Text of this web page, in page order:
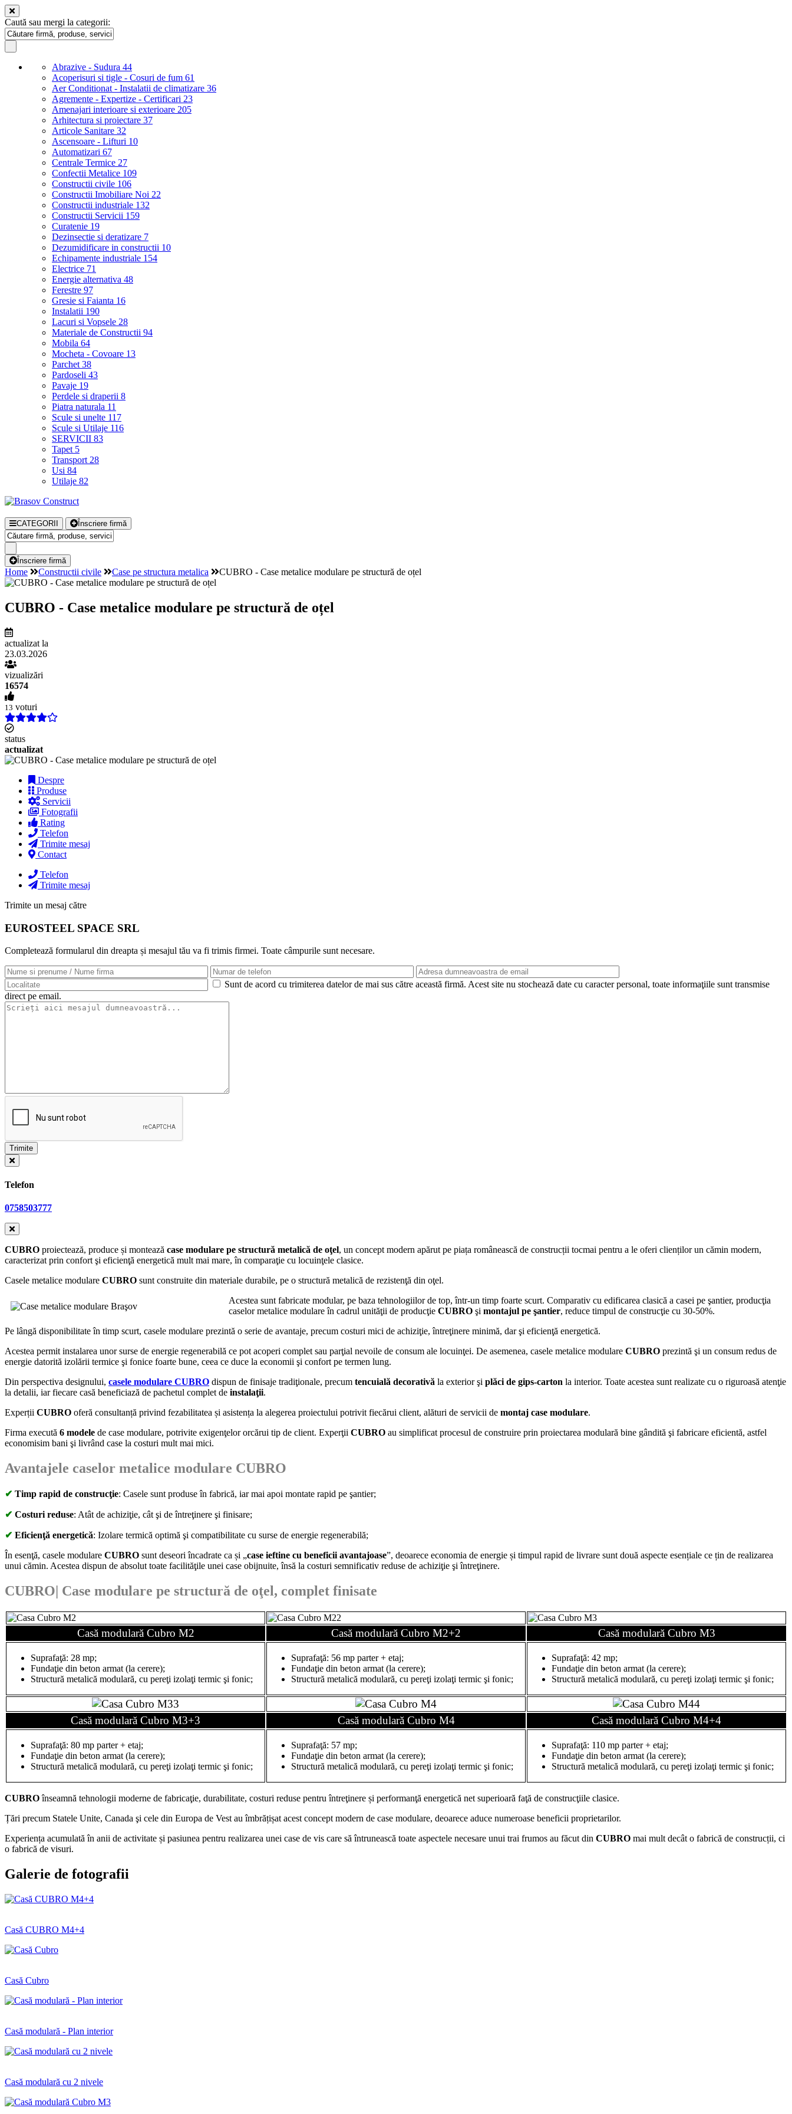
Caută sau mergi la categorii:
Abrazive - Sudura 44
Acoperisuri si tigle - Cosuri de fum 61
Aer Conditionat - Instalatii de climatizare 36
Agremente - Expertize - Certificari 23
Amenajari interioare si exterioare 205
Arhitectura si proiectare 37
Articole Sanitare 32
Ascensoare - Lifturi 10
Automatizari 67
Centrale Termice 27
Confectii Metalice 109
Constructii civile 106
Constructii Imobiliare Noi 22
Constructii industriale 132
Constructii Servicii 159
Curatenie 19
Dezinsectie si deratizare 7
Dezumidificare in constructii 10
Echipamente industriale 154
Electrice 71
Energie alternativa 48
Ferestre 97
Gresie si Faianta 16
Instalatii 190
Lacuri si Vopsele 28
Materiale de Constructii 94
Mobila 64
Mocheta - Covoare 13
Parchet 38
Pardoseli 43
Pavaje 19
Perdele si draperii 8
Piatra naturala 11
Scule si unelte 117
Scule si Utilaje 116
SERVICII 83
Tapet 5
Transport 28
Usi 84
Utilaje 82
CATEGORII Înscriere firmă
Înscriere firmă
Home Constructii civile Case pe structura metalica CUBRO - Case metalice modulare pe structură de oțel
CUBRO - Case metalice modulare pe structură de oțel
actualizat la
23.03.2026
vizualizări
16574
13 voturi
status
actualizat
Despre
Produse
Servicii
Fotografii
Rating
Telefon
Trimite mesaj
Contact
Telefon
Trimite mesaj
Trimite un mesaj către
EUROSTEEL SPACE SRL
Completează formularul din dreapta și mesajul tău va fi trimis firmei. Toate câmpurile sunt necesare.
Sunt de acord cu trimiterea datelor de mai sus către această firmă. Acest site nu stochează date cu caracter personal, toate informaţiile sunt transmise
direct pe email.
Telefon
0758503777
CUBRO proiectează, produce și montează case modulare pe structură metalică de oţel, un concept modern apărut pe piața românească de construcții tocmai pentru a le oferi clienților un cămin modern,
caracterizat prin confort şi eficienţă energetică mult mai mare, în comparaţie cu locuinţele clasice.
Casele metalice modulare CUBRO sunt construite din materiale durabile, pe o structură metalică de rezistenţă din oţel.
Acestea sunt fabricate modular, pe baza tehnologiilor de top, într-un timp foarte scurt. Comparativ cu edificarea clasică a casei pe şantier, producţia
caselor metalice modulare în cadrul unităţii de producţie CUBRO şi montajul pe şantier, reduce timpul de construcţie cu 30-50%.
Pe lângă disponibilitate în timp scurt, casele modulare prezintă o serie de avantaje, precum costuri mici de achiziţie, întreţinere minimă, dar şi eficienţă energetică.
Acestea permit instalarea unor surse de energie regenerabilă ce pot acoperi complet sau parţial nevoile de consum ale locuinţei. De asemenea, casele metalice modulare CUBRO prezintă şi un consum redus de
energie datorită izolării termice şi fonice foarte bune, ceea ce duce la economii şi confort pe termen lung.
Din perspectiva designului, casele modulare CUBRO dispun de finisaje tradiţionale, precum tencuială decorativă la exterior şi plăci de gips-carton la interior. Toate acestea sunt realizate cu o riguroasă atenţie
la detalii, iar fiecare casă beneficiază de pachetul complet de instalaţii.
Experții CUBRO oferă consultanță privind fezabilitatea și asistența la alegerea proiectului potrivit fiecărui client, alături de servicii de montaj case modulare.
Firma execută 6 modele de case modulare, potrivite exigenţelor orcărui tip de client. Experţii CUBRO au simplificat procesul de construire prin proiectarea modulară bine gândită şi fabricare eficientă, astfel
economisim bani şi livrând case la costuri mult mai mici.
Avantajele caselor metalice modulare CUBRO
✔ Timp rapid de construcţie: Casele sunt produse în fabrică, iar mai apoi montate rapid pe şantier;
✔ Costuri reduse: Atât de achiziţie, cât şi de întreţinere şi finisare;
✔ Eficienţă energetică: Izolare termică optimă şi compatibilitate cu surse de energie regenerabilă;
În esenţă, casele modulare CUBRO sunt deseori încadrate ca și „case ieftine cu beneficii avantajoase”, deoarece economia de energie și timpul rapid de livrare sunt două aspecte esențiale ce țin de realizarea
unui cămin. Acestea dispun de absolut toate facilităţile unei case obijnuite, însă la costuri semnificativ reduse de achiziţie şi întreţinere.
CUBRO| Case modulare pe structură de oţel, complet finisate
Casă modulară Cubro M2 Casă modulară Cubro M2+2 Casă modulară Cubro M3
Suprafaţă: 28 mp;
Fundaţie din beton armat (la cerere);
Structură metalică modulară, cu pereţi izolaţi termic şi fonic;
Suprafaţă: 56 mp parter + etaj;
Fundaţie din beton armat (la cerere);
Structură metalică modulară, cu pereţi izolaţi termic şi fonic;
Suprafaţă: 42 mp;
Fundaţie din beton armat (la cerere);
Structură metalică modulară, cu pereţi izolaţi termic şi fonic;
Casă modulară Cubro M3+3 Casă modulară Cubro M4 Casă modulară Cubro M4+4
Suprafaţă: 80 mp parter + etaj;
Fundaţie din beton armat (la cerere);
Structură metalică modulară, cu pereţi izolaţi termic şi fonic;
Suprafaţă: 57 mp;
Fundaţie din beton armat (la cerere);
Structură metalică modulară, cu pereţi izolaţi termic şi fonic;
Suprafaţă: 110 mp parter + etaj;
Fundaţie din beton armat (la cerere);
Structură metalică modulară, cu pereţi izolaţi termic şi fonic;
CUBROînseamnă tehnologii moderne de fabricaţie, durabilitate, costuri reduse pentru întreţinere și performanţă energetică net superioară faţă de construcţiile clasice.
Țări precum Statele Unite, Canada şi cele din Europa de Vest au îmbrățișat acest concept modern de case modulare, deoarece aduce numeroase beneficii proprietarilor.
Experiența acumulată în anii de activitate și pasiunea pentru realizarea unei case de vis care să întrunească toate aspectele necesare unui trai frumos au făcut din CUBRO mai mult decât o fabrică de construcții, ci
o fabrică de visuri.
Galerie de fotografii
Casă CUBRO M4+4
Casă Cubro
Casă modulară - Plan interior
Casă modulară cu 2 nivele